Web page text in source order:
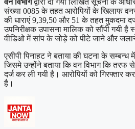
संख्या 0085 के तहत आरोपियों के खिलाफ
की धाराएं 9,39,50 और 51 के तहत मुकदमा
उपनिरीक्षक उपासना मालिक को सौंपी गयी है
वीडिओ में सांप के जोड़े को पीटे जाने और जलाने
एसीपी पिनाहट ने बताया की घटना के सम्बन्ध
जिसमे उन्होंने बताया कि वन विभाग कि तरफ
दर्ज कर ली गयी है। आरोपियों को गिरफ्तार
है।